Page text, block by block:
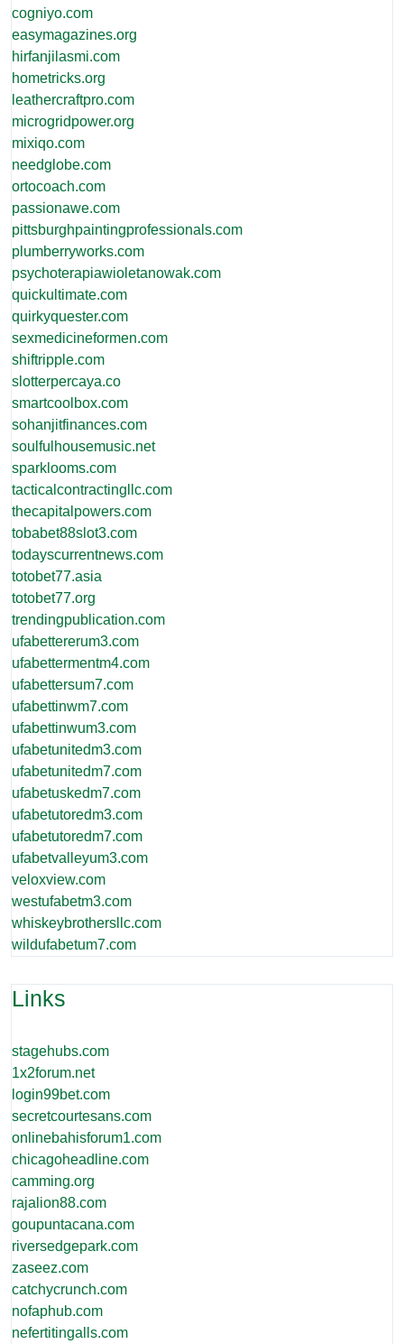
cogniyo.com
easymagazines.org
hirfanjilasmi.com
hometricks.org
leathercraftpro.com
microgridpower.org
mixiqo.com
needglobe.com
ortocoach.com
passionawe.com
pittsburghpaintingprofessionals.com
plumberryworks.com
psychoterapiawioletanowak.com
quickultimate.com
quirkyquester.com
sexmedicineformen.com
shiftripple.com
slotterpercaya.co
smartcoolbox.com
sohanjitfinances.com
soulfulhousemusic.net
sparklooms.com
tacticalcontractingllc.com
thecapitalpowers.com
tobabet88slot3.com
todayscurrentnews.com
totobet77.asia
totobet77.org
trendingpublication.com
ufabettererum3.com
ufabettermentm4.com
ufabettersum7.com
ufabettinwm7.com
ufabettinwum3.com
ufabetunitedm3.com
ufabetunitedm7.com
ufabetuskedm7.com
ufabetutoredm3.com
ufabetutoredm7.com
ufabetvalleyum3.com
veloxview.com
westufabetm3.com
whiskeybrothersllc.com
wildufabetum7.com
Links
stagehubs.com
1x2forum.net
login99bet.com
secretcourtesans.com
onlinebahisforum1.com
chicagoheadline.com
camming.org
rajalion88.com
goupuntacana.com
riversedgepark.com
zaseez.com
catchycrunch.com
nofaphub.com
nefertitingalls.com